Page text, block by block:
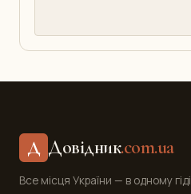
Д Довідник.com.ua
Все місця України — в одному гіді